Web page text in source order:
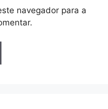
navegador para a